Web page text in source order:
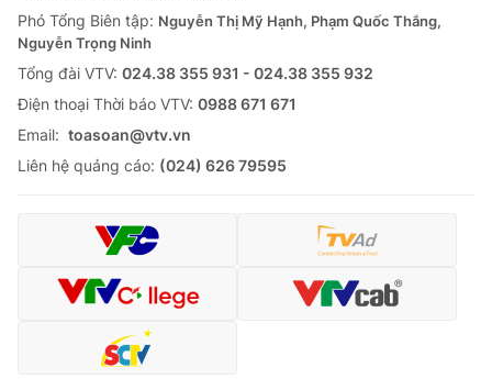
Phó Tổng Biên tập: Nguyễn Thị Mỹ Hạnh, Phạm Quốc Thắng,
Nguyễn Trọng Ninh
Tổng đài VTV: 024.38 355 931 - 024.38 355 932
Ðiện thoại Thời báo VTV: 0988 671 671
Email: toasoan@vtv.vn
Liên hệ quảng cáo: (024) 626 79595